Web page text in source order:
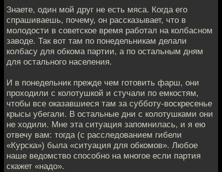
Знаете, один мой друг не есть мяса. Когда его
спрашиваешь, почему, он рассказывает, что в
молодости в советское время работал на колбасном
заводе. Так вот там по понедельникам делали
колбасу для обкома партии, а по остальным дням
для остального населения.
И в понедельник прежде чем готовить фарш, они
проходили с колотушкой и стучали по емкостям,
чтобы все оказавшиеся там за субботу-воскресенье
крысы убегали. В остальные дни с колотушками они
не ходили. Мне эта ситуация запомнилась, и я ею
отвечу вам: тогда (с расследованием гибели
«Курска») была «ситуация для обкомов». Любое
наше ведомство способно на многое если партия
скажет «надо».